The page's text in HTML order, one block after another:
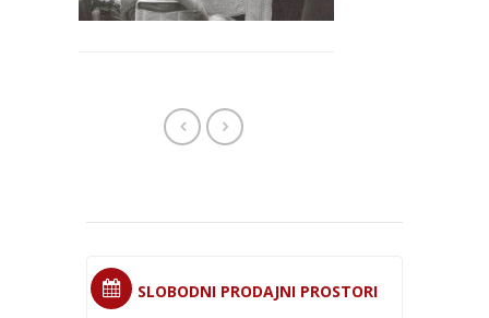
SLOBODNI PRODAJNI PROSTORI